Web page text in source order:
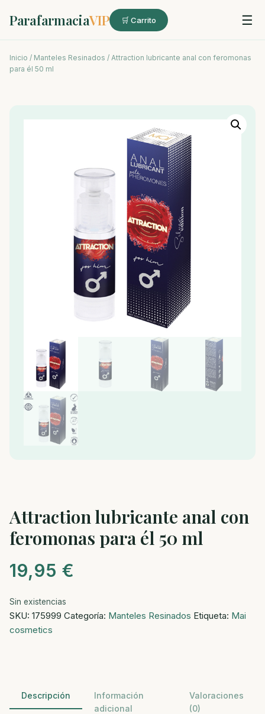
ParafarmaciaVIP 🛒 Carrito ☰
Inicio / Manteles Resinados / Attraction lubricante anal con feromonas
para él 50 ml
Attraction lubricante anal con
feromonas para él 50 ml
19,95 €
Sin existencias
SKU: 175999 Categoría: Manteles Resinados Etiqueta: Mai
cosmetics
Descripción
Información
adicional
Valoraciones
(0)